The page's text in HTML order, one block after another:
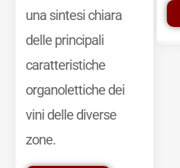
una sintesi chiara
delle principali
caratteristiche
organolettiche dei
vini delle diverse
zone.